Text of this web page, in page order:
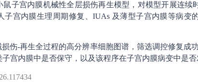
子宫内膜机械性全层损伤再生模型，对模型开展连续
子宫内膜生理周期修复、IUAs 及薄型子宫内膜等病变
伤-再生全过程的高分辨率细胞图谱，筛选调控修复成
宫内膜中是否保守，以及该程序在子宫内膜病变中是否